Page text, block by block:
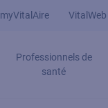
myVitalAire VitalWeb
Professionnels de
santé